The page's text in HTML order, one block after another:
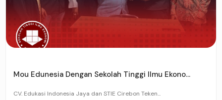
Mou Edunesia Dengan Sekolah Tinggi Ilmu Ekono...
CV. Edukasi Indonesia Jaya dan STIE Cirebon Teken...